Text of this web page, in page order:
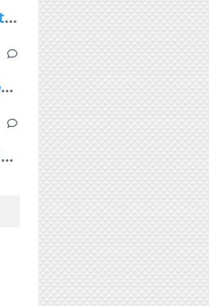
Les médias sportifs, sur le banc de touche mais pas résignés
Confinement : La Maison Lumni dès lundi à 9h sur les chaines de France Télévisions
TF1 remplace Demain nous appartient par Sept à Huit, dès lundi à 19h05 le temps du confinement